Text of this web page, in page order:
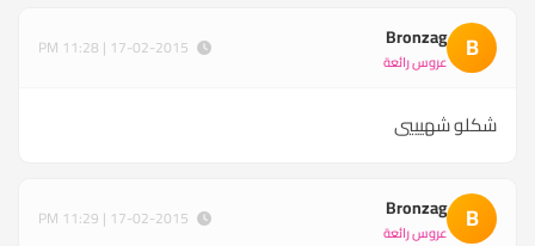
B
Bronzag
عروس رائعة
شكلو شهيييي
B
Bronzag
عروس رائعة